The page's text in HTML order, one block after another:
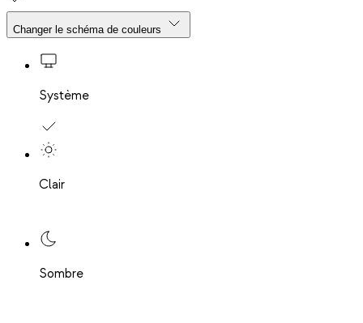
Changer le schéma de couleurs
Système
Clair
Sombre